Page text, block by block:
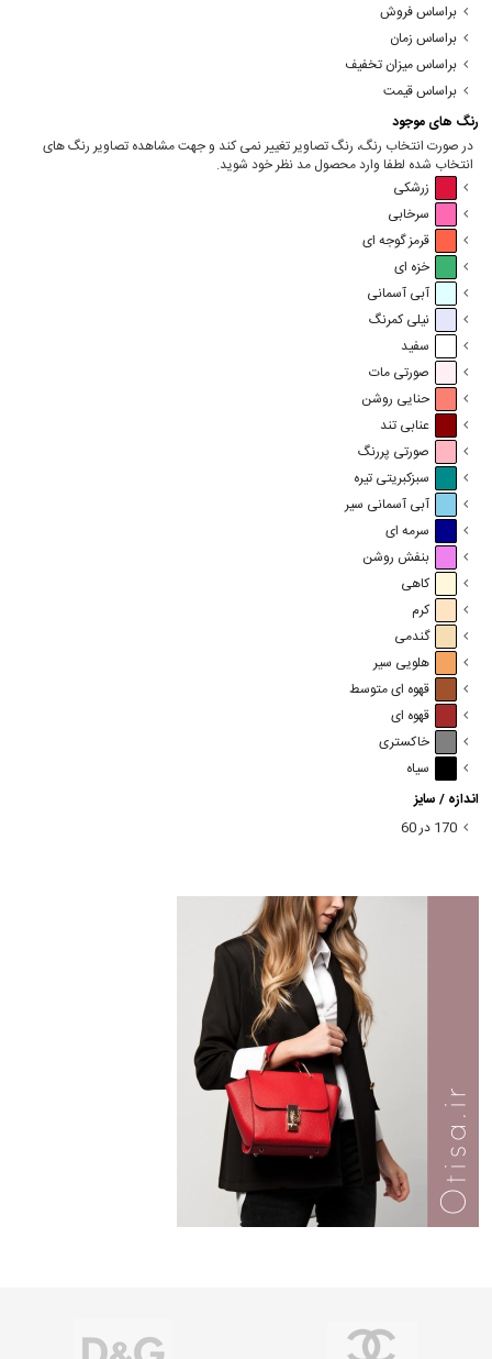
براساس فروش
براساس زمان
براساس میزان تخفیف
براساس قیمت
رنگ های موجود
در صورت انتخاب رنگ، رنگ تصاویر تغییر نمی کند و جهت مشاهده تصاویر رنگ های
انتخاب شده لطفا وارد محصول مد نظر خود شوید.
زرشکی
سرخابی
قرمز گوجه ای
خزه ای
آبی آسمانی
نیلی کمرنگ
سفید
صورتی مات
حنایی روشن
عنابی تند
صورتی پررنگ
سبزکبریتی تیره
آبی آسمانی سیر
سرمه ای
بنفش روشن
کاهی
کرم
گندمی
هلویی سیر
قهوه ای متوسط
قهوه ای
خاکستری
سیاه
اندازه / سایز
170 در 60